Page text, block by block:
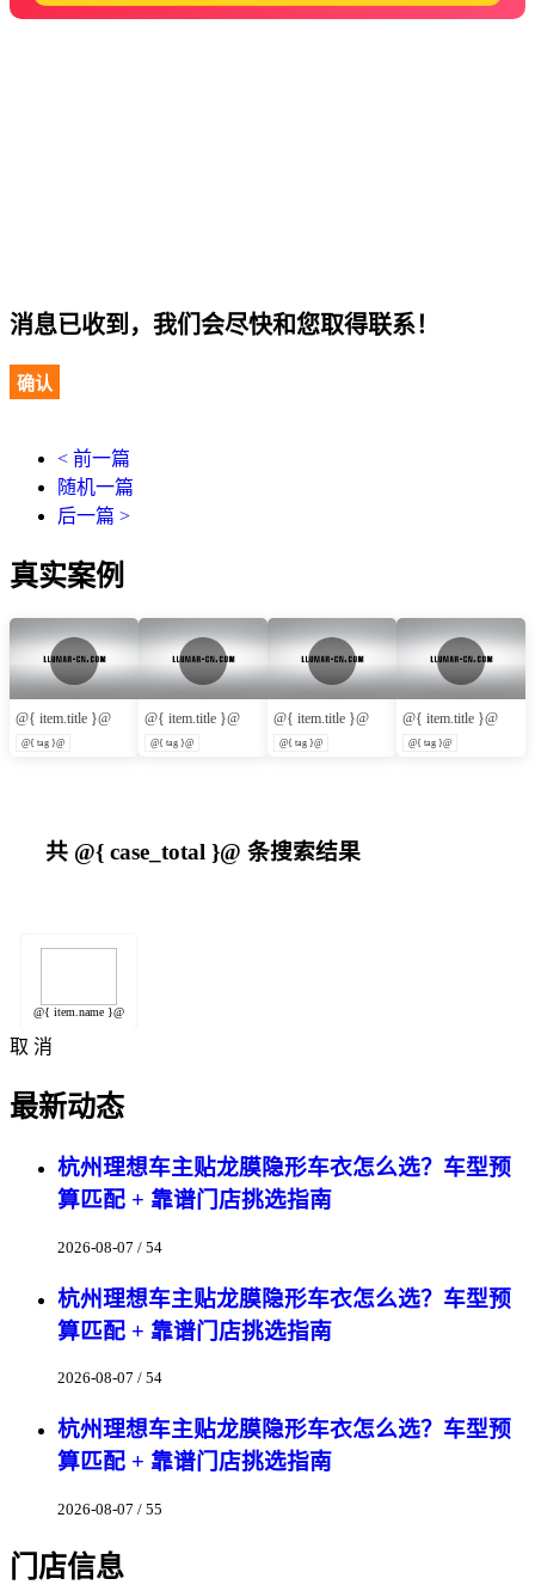
消息已收到，我们会尽快和您取得联系！
确认
< 前一篇
随机一篇
后一篇 >
真实案例
@{ item.title }@
@{ tag }@
@{ item.title }@
@{ tag }@
@{ item.title }@
@{ tag }@
@{ item.title }@
@{ tag }@
共 @{ case_total }@ 条搜索结果
@{ item.name }@
取 消
最新动态
杭州理想车主贴龙膜隐形车衣怎么选？车型预
算匹配 + 靠谱门店挑选指南
2026-08-07 / 54
杭州理想车主贴龙膜隐形车衣怎么选？车型预
算匹配 + 靠谱门店挑选指南
2026-08-07 / 54
杭州理想车主贴龙膜隐形车衣怎么选？车型预
算匹配 + 靠谱门店挑选指南
2026-08-07 / 55
门店信息